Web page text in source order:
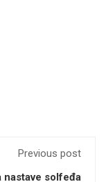
Previous post
nastave solfeđa